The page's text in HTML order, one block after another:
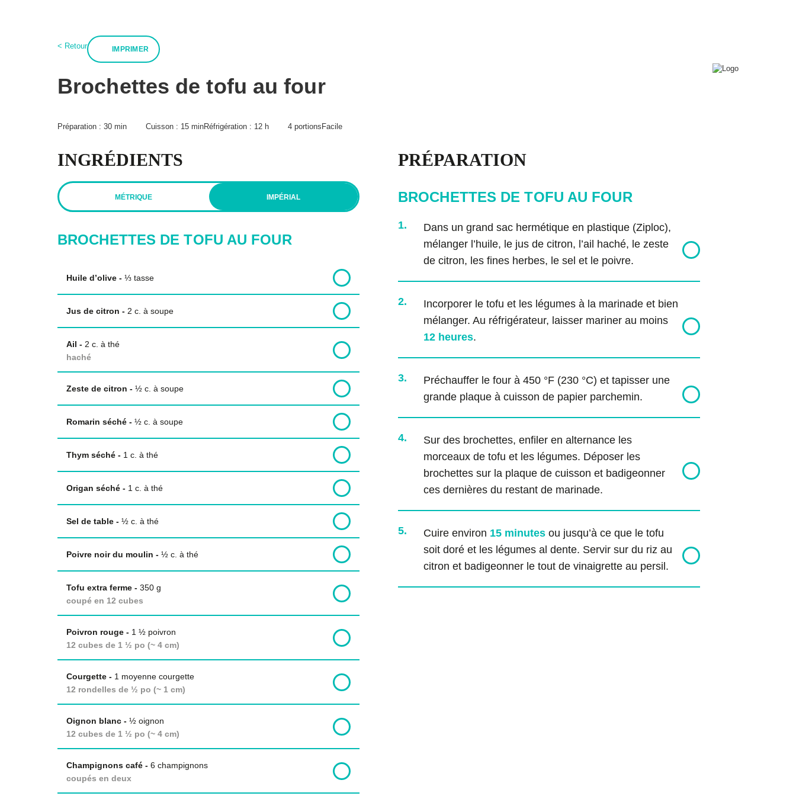
Recettes Boutique Articles
< Retour IMPRIMER
Brochettes de tofu au four
Préparation : 30 min Cuisson : 15 minRéfrigération : 12 h 4 portions Facile
INGRÉDIENTS
MÉTRIQUE IMPÉRIAL
BROCHETTES DE TOFU AU FOUR
Huile d’olive - ⅓ tasse
Jus de citron - 2 c. à soupe
Ail - 2 c. à thé
haché
Zeste de citron - ½ c. à soupe
Romarin séché - ½ c. à soupe
Thym séché - 1 c. à thé
Origan séché - 1 c. à thé
Sel de table - ½ c. à thé
Poivre noir du moulin - ½ c. à thé
Tofu extra ferme - 350 g
coupé en 12 cubes
Poivron rouge - 1 ½ poivron
12 cubes de 1 ½ po (~ 4 cm)
Courgette - 1 moyenne courgette
12 rondelles de ½ po (~ 1 cm)
Oignon blanc - ½ oignon
12 cubes de 1 ½ po (~ 4 cm)
Champignons café - 6 champignons
coupés en deux
PRÉPARATION
BROCHETTES DE TOFU AU FOUR
1.
Dans un grand sac hermétique en plastique (Ziploc),
mélanger l’huile, le jus de citron, l’ail haché, le zeste
de citron, les fines herbes, le sel et le poivre.
2.
Incorporer le tofu et les légumes à la marinade et bien
mélanger. Au réfrigérateur, laisser mariner au moins
12 heures.
3.
Préchauffer le four à 450 °F (230 °C) et tapisser une
grande plaque à cuisson de papier parchemin.
4.
Sur des brochettes, enfiler en alternance les
morceaux de tofu et les légumes. Déposer les
brochettes sur la plaque de cuisson et badigeonner
ces dernières du restant de marinade.
5. Cuire environ 15 minutes ou jusqu’à ce que le tofu
soit doré et les légumes al dente. Servir sur du riz au
citron et badigeonner le tout de vinaigrette au persil.
À propos
Hubert Cormier
Paméla Rousseau
Infolettre
FAQ
Politique de confidentialité Politique éditoriale Conditions d’utilisation